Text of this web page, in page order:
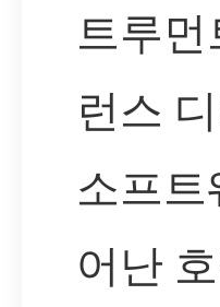
트루
런스
소프
어난